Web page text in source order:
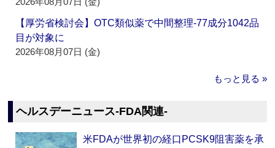
【厚労省検討会】OTC類似薬で中間整理‐77成分1042品
目が対象に
2026年08月07日 (金)
もっと見る »
ヘルスデーニュース‐FDA関連‐
米FDAが世界初の経口PCSK9阻害薬を承